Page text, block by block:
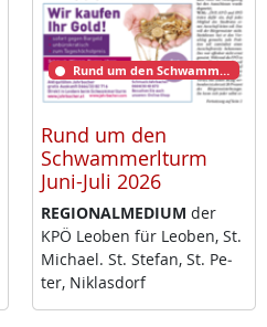
Rund um den Schwammerlturm
Rund um den
Schwammerlturm
Juni-Juli 2026
RE­GIO­NAL­ME­DI­UM der
KPÖ Leo­ben für Leo­ben, St.
Mi­cha­el. St. Ste­fan, St. Pe­
ter, Niklas­dorf